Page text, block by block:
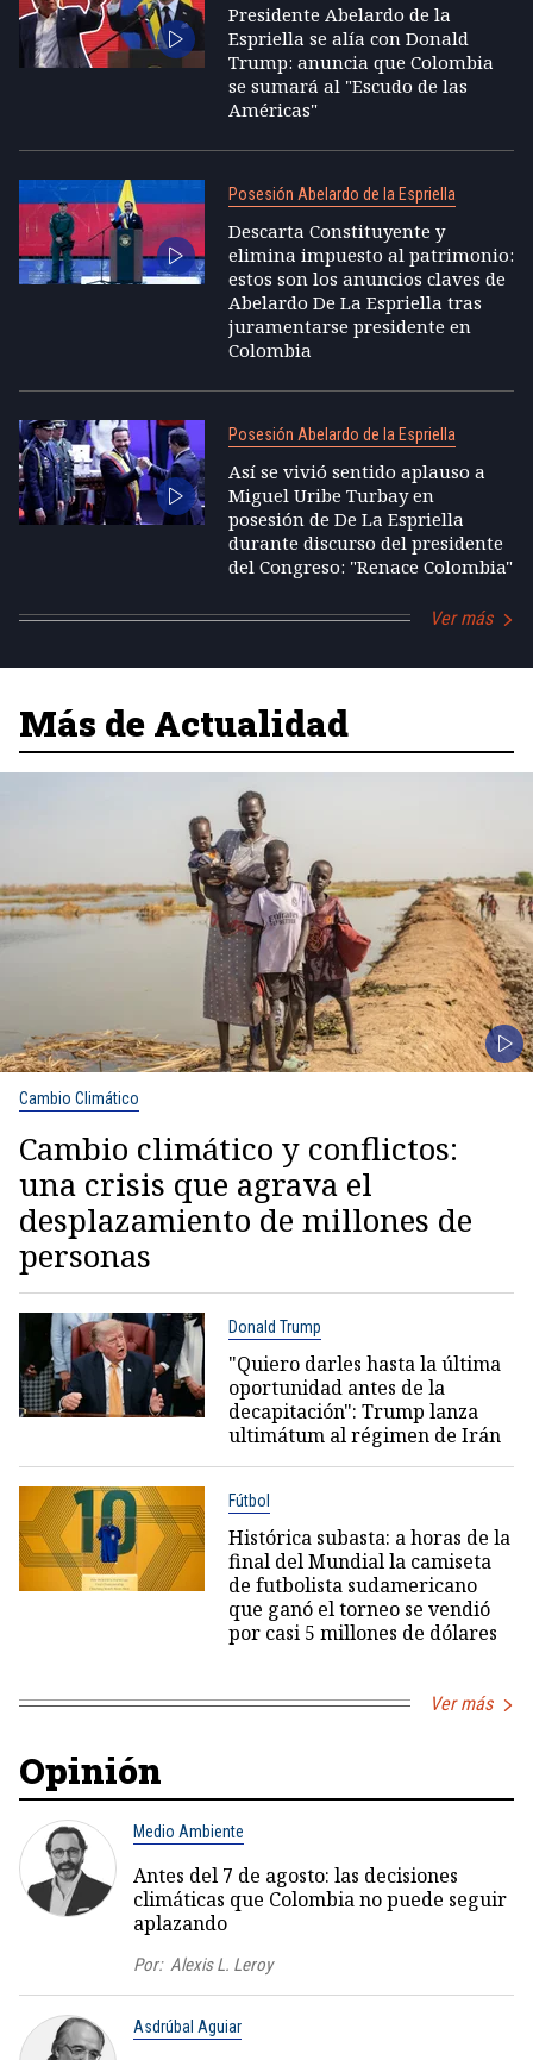
Presidente Abelardo de la
Espriella se alía con Donald
Trump: anuncia que Colombia
se sumará al "Escudo de las
Américas"
Posesión Abelardo de la Espriella
Descarta Constituyente y
elimina impuesto al patrimonio:
estos son los anuncios claves de
Abelardo De La Espriella tras
juramentarse presidente en
Colombia
Posesión Abelardo de la Espriella
Así se vivió sentido aplauso a
Miguel Uribe Turbay en
posesión de De La Espriella
durante discurso del presidente
del Congreso: "Renace Colombia"
Ver más
Más de Actualidad
Cambio Climático
Cambio climático y conflictos:
una crisis que agrava el
desplazamiento de millones de
personas
Donald Trump
"Quiero darles hasta la última
oportunidad antes de la
decapitación": Trump lanza
ultimátum al régimen de Irán
Fútbol
Histórica subasta: a horas de la
final del Mundial la camiseta
de futbolista sudamericano
que ganó el torneo se vendió
por casi 5 millones de dólares
Ver más
Opinión
Medio Ambiente
Antes del 7 de agosto: las decisiones
climáticas que Colombia no puede seguir
aplazando
Por: Alexis L. Leroy
Asdrúbal Aguiar